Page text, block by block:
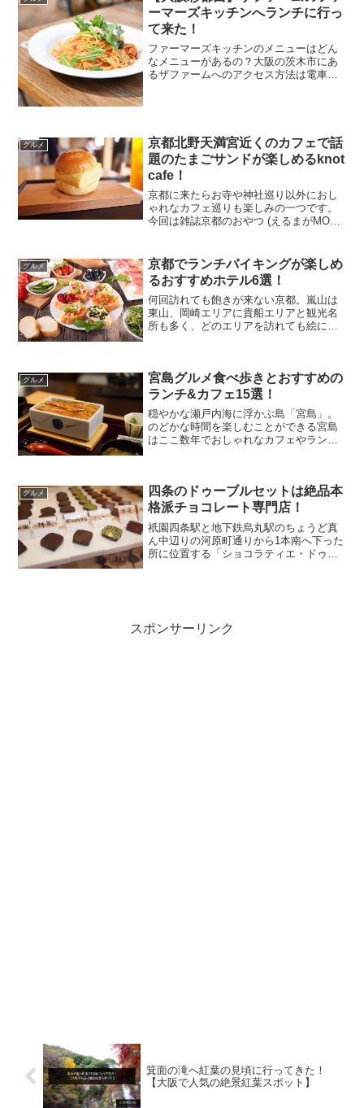
ーマーズキッチンへランチに行っ
て来た！
ファーマーズキッチンのメニューはどん
なメニューがあるの？大阪の茨木市にあ
るザファームへのアクセス方法は電車だ
グルメ
京都北野天満宮近くのカフェで話
題のたまごサンドが楽しめるknot
cafe！
京都に来たらお寺や神社巡り以外におし
ゃれなカフェ巡りも楽しみの一つです。
今回は雑誌京都のおやつ (えるまがMOOK
カフェ「knot café」へ行って来ました...
グルメ
京都でランチバイキングが楽しめ
るおすすめホテル6選！
何回訪れても飽きが来ない京都。嵐山は
東山、岡崎エリアに貴船エリアと観光名
所も多く、どのエリアを訪れても絵にな
光客が増えているような気...
グルメ
宮島グルメ食べ歩きとおすすめの
ランチ&カフェ15選！
穏やかな瀬戸内海に浮かぶ島「宮島」。
のどかな時間を楽しむことができる宮島
はここ数年でおしゃれなカフェやランチ
「淡路島」にもおしゃ...
グルメ
四条のドゥーブルセットは絶品本
格派チョコレート専門店！
祇園四条駅と地下鉄烏丸駅のちょうど真
ん中辺りの河原町通りから1本南へ下った
所に位置する「ショコラティエ・ドゥー
スポンサーリンク
箕面の滝へ紅葉の見頃に行ってきた！
【大阪で人気の絶景紅葉スポット】